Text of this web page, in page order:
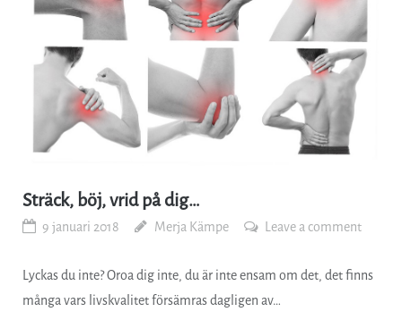
Sträck, böj, vrid på dig…
9 januari 2018 Merja Kämpe Leave a comment
Lyckas du inte? Oroa dig inte, du är inte ensam om det, det finns
många vars livskvalitet försämras dagligen av…